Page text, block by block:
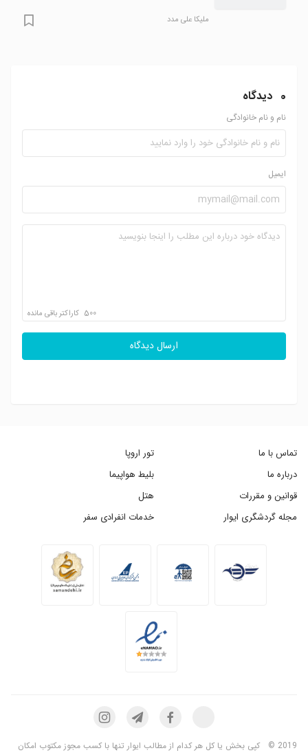
ملیکا علی مدد
0 دیدگاه
نام و نام خانوادگی
ایمیل
500 کاراکتر باقی مانده
ارسال دیدگاه
تماس با ما
درباره ما
قوانین و مقررات
مجله گردشگری ایوار
تور اروپا
بلیط هواپیما
هتل
خدمات انفرادی سفر
2019 ©
کپی بخش یا کل هر کدام از مطالب ایوار تنها با کسب مجوز مکتوب امکان